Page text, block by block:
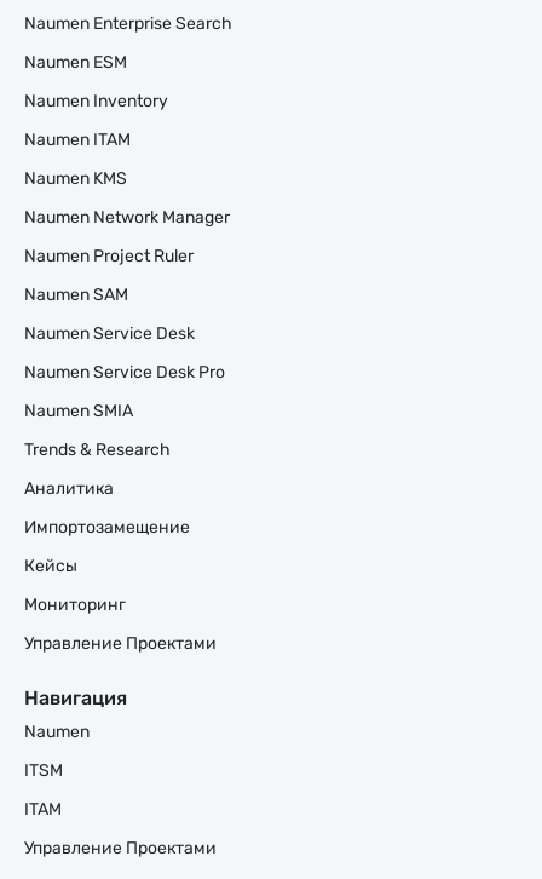
Naumen Enterprise Search
Naumen ESM
Naumen Inventory
Naumen ITAM
Naumen KMS
Naumen Network Manager
Naumen Project Ruler
Naumen SAM
Naumen Service Desk
Naumen Service Desk Pro
Naumen SMIA
Trends & Research
Аналитика
Импортозамещение
Кейсы
Мониторинг
Управление Проектами
Навигация
Naumen
ITSM
ITAM
Управление Проектами